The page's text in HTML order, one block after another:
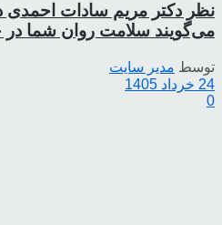
نظر دکتر مریم سادات احمدی
می‌گویند سلامت روان شما
توسط مدیر سایت
24 خرداد 1405
0